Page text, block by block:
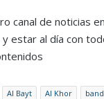
canal de noticias en
estar al día con
Al Bayt Al Khor